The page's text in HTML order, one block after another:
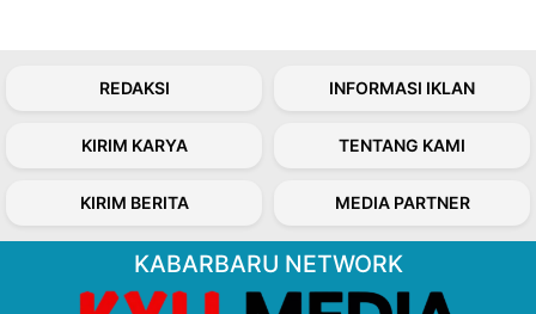
REDAKSI INFORMASI IKLAN
KIRIM KARYA TENTANG KAMI
KIRIM BERITA MEDIA PARTNER
KABARBARU NETWORK